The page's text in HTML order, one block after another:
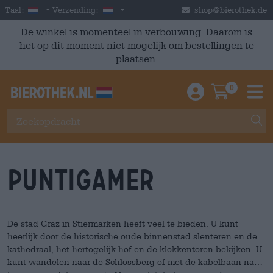
Skip to main content
Taal: Dutch
Verzending: Nederland shop@bierothek.de
De winkel is momenteel in verbouwing. Daarom is
het op dit moment niet mogelijk om bestellingen te
plaatsen.
Einloggen /
0
Puntigamer
De stad Graz in Stiermarken heeft veel te bieden. U kunt
heerlijk door de historische oude binnenstad slenteren en de
kathedraal, het hertogelijk hof en de klokkentoren bekijken. U
kunt wandelen naar de Schlossberg of met de kabelbaan naar